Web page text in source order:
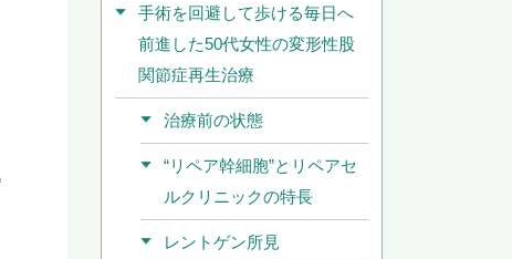
手術を回避して歩ける毎日へ
前進した50代女性の変形性股
関節症再生治療
治療前の状態
“リペア幹細胞”とリペアセ
ルクリニックの特長
レントゲン所見